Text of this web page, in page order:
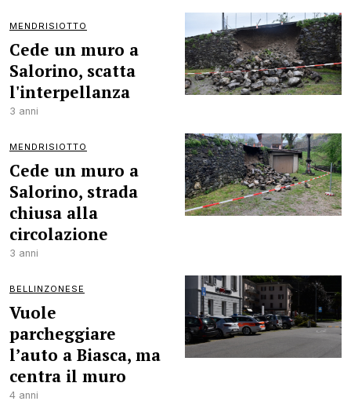
MENDRISIOTTO
Cede un muro a
Salorino, scatta
l'interpellanza
3 anni
MENDRISIOTTO
Cede un muro a
Salorino, strada
chiusa alla
circolazione
3 anni
BELLINZONESE
Vuole
parcheggiare
l’auto a Biasca, ma
centra il muro
4 anni